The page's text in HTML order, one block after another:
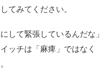
てみてください。
して緊張しているんだな」
ッチは「麻痺」ではなく